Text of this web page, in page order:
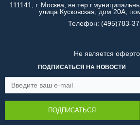
111141, г. Москва,
улица Кусковская, дом 20А,
Телефон: (495)783-
Не является
ПОДПИСАТЬСЯ НА НОВОСТИ
ПОДПИСАТЬСЯ